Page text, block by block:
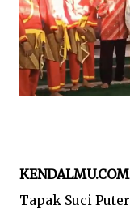
Tapak Suci